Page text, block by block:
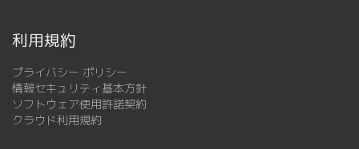
利用規約
プライバシー ポリシー
情報セキュリティ基本方針
ソフトウェア使用許諾契約
クラウド利用規約